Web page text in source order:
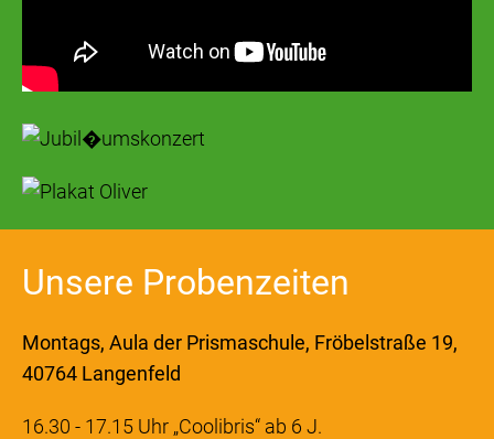
Unsere Probenzeiten
Montags, Aula der Prismaschule, Fröbelstraße 19,
40764 Langenfeld
16.30 - 17.15 Uhr „Coolibris“ ab 6 J.